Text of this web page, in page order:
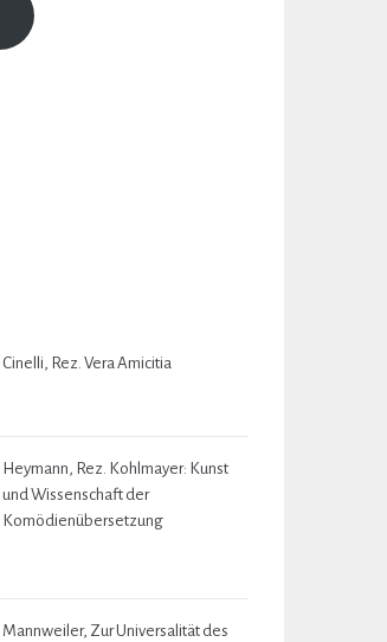
Cinelli, Rez. Vera Amicitia
Heymann, Rez. Kohlmayer: Kunst
und Wissenschaft der
Komödienübersetzung
Mannweiler, Zur Universalität des